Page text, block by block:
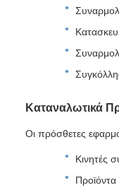
Καταναλωτικά
Οι πρόσθετες
Κινητές
Προϊόντα